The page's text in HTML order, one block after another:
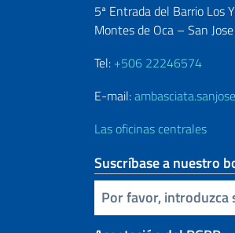
5ª Entrada del Barrio Los
Montes de Oca – San
Tel: +506 22246574
E-mail:
Las oficinas centrales
Suscríbase a nuestro
Inserta tu correo electronico